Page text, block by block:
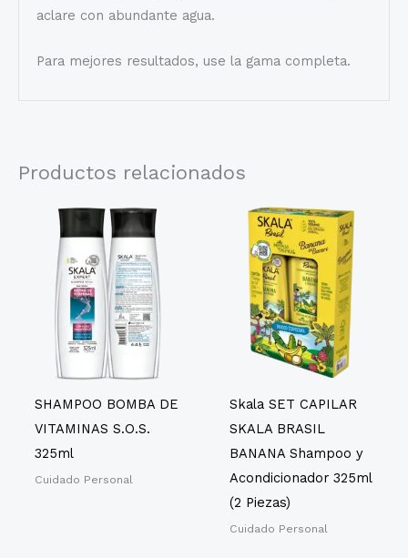
aclare con abundante agua.
Para mejores resultados, use la gama completa.
Productos relacionados
SHAMPOO BOMBA DE
VITAMINAS S.O.S.
325ml
Cuidado Personal
Skala SET CAPILAR
SKALA BRASIL
BANANA Shampoo y
Acondicionador 325ml
(2 Piezas)
Cuidado Personal